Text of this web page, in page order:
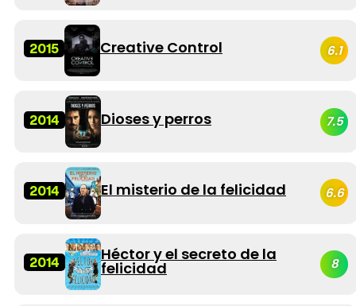
2015 Creative Control 6.1
2014 Dioses y perros 7.5
2014 El misterio de la felicidad 6.6
2014 Héctor y el secreto de la
felicidad 8